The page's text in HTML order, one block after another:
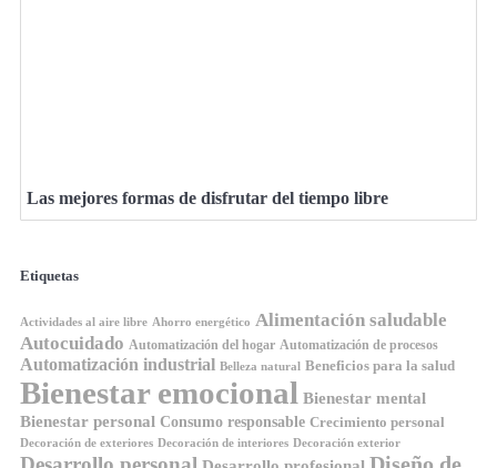
Las mejores formas de disfrutar del tiempo libre
Etiquetas
Actividades al aire libre Ahorro energético Alimentación saludable
Autocuidado Automatización del hogar Automatización de procesos
Automatización industrial Belleza natural Beneficios para la salud
Bienestar emocional Bienestar mental
Bienestar personal Consumo responsable Crecimiento personal
Decoración de exteriores Decoración de interiores Decoración exterior